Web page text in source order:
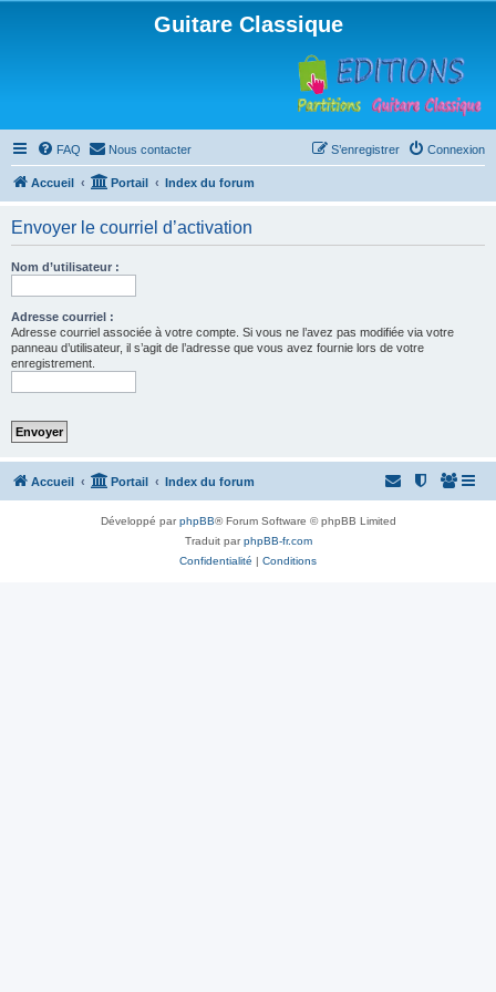
Guitare Classique
FAQ Nous contacter Connexion
S’enregistrer
Accueil Portail Index du forum
Envoyer le courriel d’activation
Nom d’utilisateur :
Adresse courriel :
Adresse courriel associée à votre compte. Si vous ne l’avez pas modifiée via votre
panneau d’utilisateur, il s’agit de l’adresse que vous avez fournie lors de votre
enregistrement.
Accueil Portail Index du forum
Développé parphpBB® Forum Software © phpBB Limited
Traduit parphpBB-fr.com
Confidentialité | Conditions